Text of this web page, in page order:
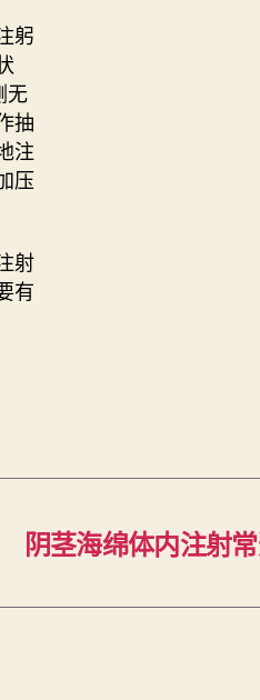
躬
无
抽
注
压
射
有
阴茎海绵体内注射